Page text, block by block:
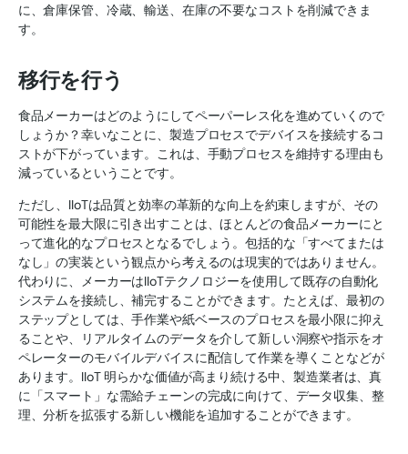
に、倉庫保管、冷蔵、輸送、在庫の不要なコストを削減できま
す。
移行を行う
食品メーカーはどのようにしてペーパーレス化を進めていくので
しょうか？幸いなことに、製造プロセスでデバイスを接続するコ
ストが下がっています。これは、手動プロセスを維持する理由も
減っているということです。
ただし、IIoTは品質と効率の革新的な向上を約束しますが、その
可能性を最大限に引き出すことは、ほとんどの食品メーカーにと
って進化的なプロセスとなるでしょう。包括的な「すべてまたは
なし」の実装という観点から考えるのは現実的ではありません。
代わりに、メーカーはIIoTテクノロジーを使用して既存の自動化
システムを接続し、補完することができます。たとえば、最初の
ステップとしては、手作業や紙ベースのプロセスを最小限に抑え
ることや、リアルタイムのデータを介して新しい洞察や指示をオ
ペレーターのモバイルデバイスに配信して作業を導くことなどが
あります。IIoT 明らかな価値が高まり続ける中、製造業者は、真
に「スマート」な需給チェーンの完成に向けて、データ収集、整
理、分析を拡張する新しい機能を追加することができます。